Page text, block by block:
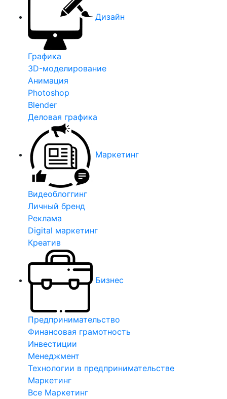
Дизайн
Графика
3D-моделирование
Анимация
Photoshop
Blender
Деловая графика
Маркетинг
Видеоблоггинг
Личный бренд
Реклама
Digital маркетинг
Креатив
Бизнес
Предпринимательство
Финансовая грамотность
Инвестиции
Менеджмент
Технологии в предпринимательстве
Маркетинг
Все Маркетинг